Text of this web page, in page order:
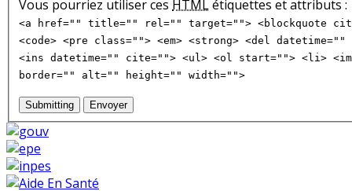
Vous pourriez utiliser ces HTMLétiquettes et attributs :
<a href="" title="" rel="" target=""> <blockquote
<code> <pre class=""> <em> <strong> <del
<ins datetime="" cite=""> <ul> <ol start=""> <li>
border="" alt="" height="" width="">
Submitting Envoyer